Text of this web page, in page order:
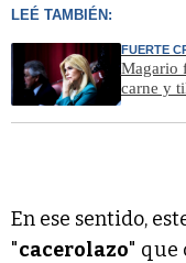
LEÉ TAMBIÉN:
FUERTE
Magario
carne y
En ese sentido,
"cacerolazo" que